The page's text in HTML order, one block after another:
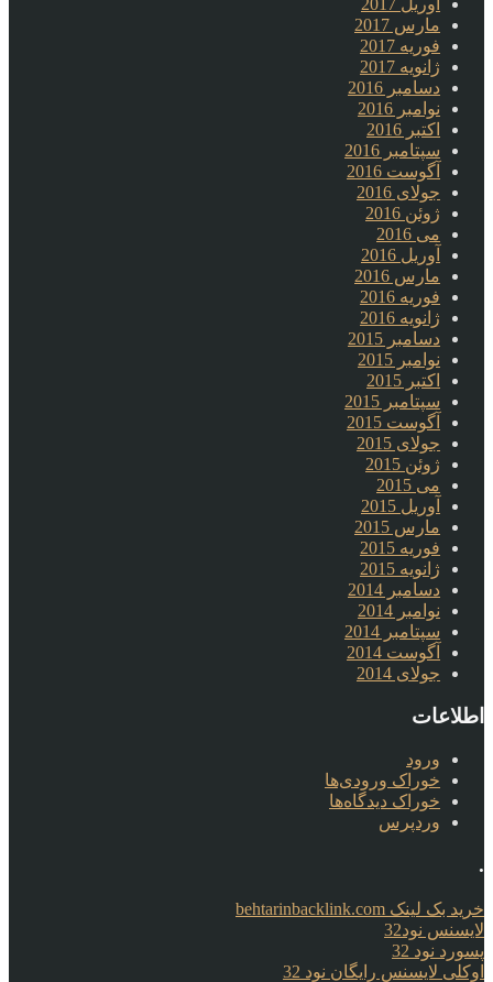
آوریل 2017
مارس 2017
فوریه 2017
ژانویه 2017
دسامبر 2016
نوامبر 2016
اکتبر 2016
سپتامبر 2016
آگوست 2016
جولای 2016
ژوئن 2016
می 2016
آوریل 2016
مارس 2016
فوریه 2016
ژانویه 2016
دسامبر 2015
نوامبر 2015
اکتبر 2015
سپتامبر 2015
آگوست 2015
جولای 2015
ژوئن 2015
می 2015
آوریل 2015
مارس 2015
فوریه 2015
ژانویه 2015
دسامبر 2014
نوامبر 2014
سپتامبر 2014
آگوست 2014
جولای 2014
اطلاعات
ورود
خوراک ورودی‌ها
خوراک دیدگاه‌ها
وردپرس
.
خرید بک لینک behtarinbacklink.com
لایسنس نود32
پسورد نود 32
اوکلی لایسنس رایگان نود 32